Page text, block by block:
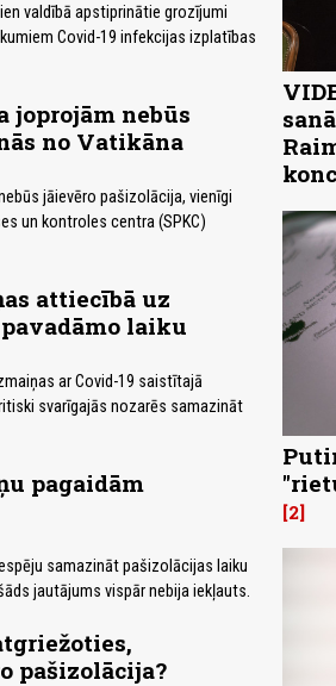
valdībā apstiprinātie grozījumi
Covid-19 infekcijas izplatības
joprojām nebūs
no Vatikāna
jāievēro pašizolācija, vienīgi
un kontroles centra (SPKC)
attiecībā uz
laiku
ar Covid-19 saistītajā
svarīgajās nozarēs samazināt
pagaidām
samazināt pašizolācijas laiku
jautājums vispār nebija iekļauts.
pašizolācija?
2